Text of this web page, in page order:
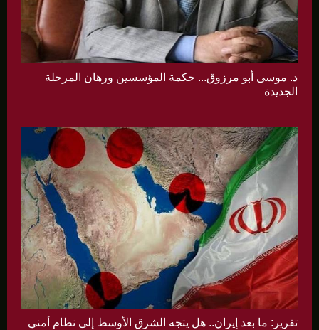
د. موسى أبو مرزوق... حكمة المؤسسين ورهان المرحلة
الجديدة
تقرير: ما بعد إيران.. هل يتجه الشرق الأوسط إلى نظام أمني